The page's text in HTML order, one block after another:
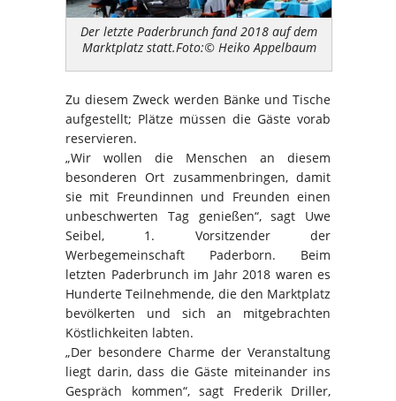
Der letzte Paderbrunch fand 2018 auf dem
Marktplatz statt.Foto:© Heiko Appelbaum
Zu diesem Zweck werden Bänke und Tische
aufgestellt; Plätze müssen die Gäste vorab
reservieren.
„Wir wollen die Menschen an diesem
besonderen Ort zusammenbringen, damit
sie mit Freundinnen und Freunden einen
unbeschwerten Tag genießen“, sagt Uwe
Seibel, 1. Vorsitzender der
Werbegemeinschaft Paderborn. Beim
letzten Paderbrunch im Jahr 2018 waren es
Hunderte Teilnehmende, die den Marktplatz
bevölkerten und sich an mitgebrachten
Köstlichkeiten labten.
„Der besondere Charme der Veranstaltung
liegt darin, dass die Gäste miteinander ins
Gespräch kommen“, sagt Frederik Driller,